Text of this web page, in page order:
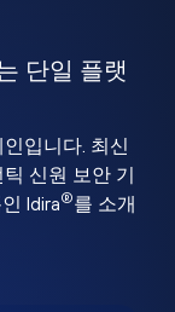
단일 플랫
입니다. 최신
신원 보안 기
Idira®를 소개